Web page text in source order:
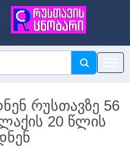
რუსთავზე 56
20 წლის